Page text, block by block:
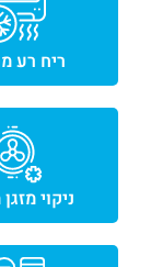
ריח רע
ניקוי